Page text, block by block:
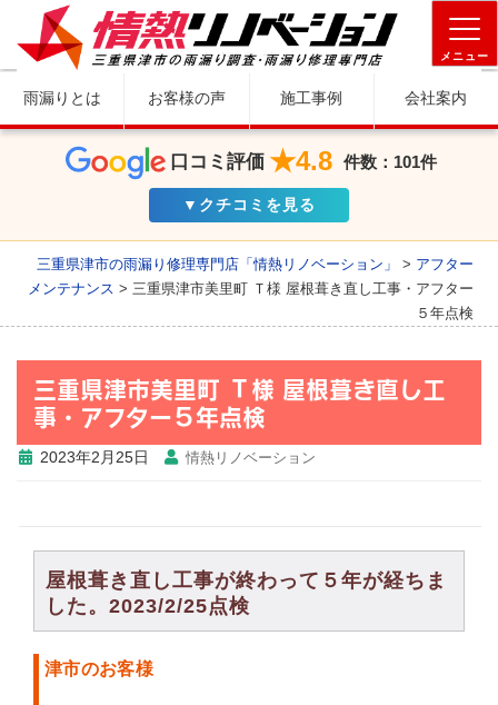
メニュー
雨漏りとは お客様の声 施工事例 会社案内
口コミ評価 ★4.8 件数：101件
▼クチコミを見る
三重県津市の雨漏り修理専門店「情熱リノベーション」 > アフター
メンテナンス > 三重県津市美里町 Ｔ様 屋根葺き直し工事・アフター
５年点検
三重県津市美里町 Ｔ様 屋根葺き直し工
事・アフター５年点検
2023年2月25日 情熱リノベーション
屋根葺き直し工事が終わって５年が経ちま
した。2023/2/25点検
津市のお客様